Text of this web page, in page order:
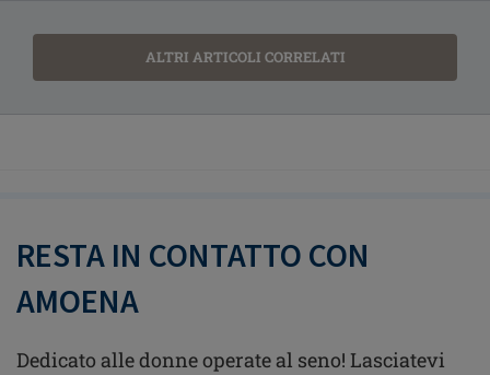
ALTRI ARTICOLI CORRELATI
RESTA IN CONTATTO CON
AMOENA
Dedicato alle donne operate al seno! Lasciatevi